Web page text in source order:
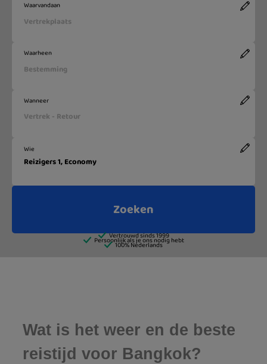
Wat is het weer en de beste
reistijd voor Bangkok?